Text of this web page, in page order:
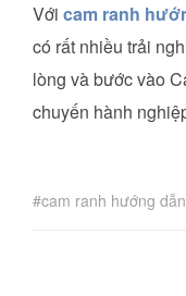
Với cam ranh
có rất nhiều trải
lòng và bước vào
chuyến hành
cam ranh hướng